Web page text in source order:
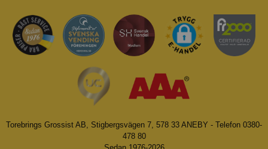
Torebrings Grossist AB, Stigbergsvägen 7, 578 33 ANEBY - Telefon 0380-
478 80